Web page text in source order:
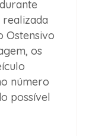
Ostensivo
os
número
possível